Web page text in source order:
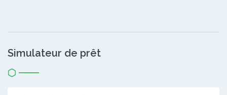
Simulateur de prêt